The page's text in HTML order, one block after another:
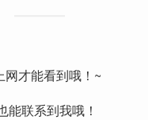
才能看到哦！~
能联系到我哦！